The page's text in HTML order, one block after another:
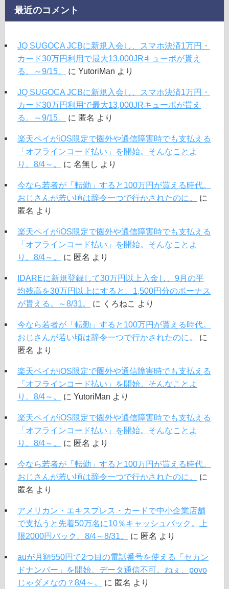
最近のコメント
JQ SUGOCA JCBに新規入会し、スマホ決済1万円・
カード30万円利用で最大13,000JRキューポが貰え
る。～9/15。
に YutoriMan より
JQ SUGOCA JCBに新規入会し、スマホ決済1万円・
カード30万円利用で最大13,000JRキューポが貰え
る。～9/15。
に 匿名 より
楽天ペイがiOS限定で圏外や通信障害時でも支払える
「オフラインコード払い」を開始。そんなことよ
り。8/4～。
に 名無し より
今なら若者が「転勤」すると100万円が貰える時代。
おじさんが若い頃は辞令一つで行かされたのに。
に
匿名 より
楽天ペイがiOS限定で圏外や通信障害時でも支払える
「オフラインコード払い」を開始。そんなことよ
り。8/4～。
に 匿名 より
IDAREに新規登録して30万円以上入金し、9月の平
均残高を30万円以上にすると、1,500円分のボーナス
が貰える。～8/31。
に くろねこ より
今なら若者が「転勤」すると100万円が貰える時代。
おじさんが若い頃は辞令一つで行かされたのに。
に
匿名 より
楽天ペイがiOS限定で圏外や通信障害時でも支払える
「オフラインコード払い」を開始。そんなことよ
り。8/4～。
に YutoriMan より
楽天ペイがiOS限定で圏外や通信障害時でも支払える
「オフラインコード払い」を開始。そんなことよ
り。8/4～。
に 匿名 より
今なら若者が「転勤」すると100万円が貰える時代。
おじさんが若い頃は辞令一つで行かされたのに。
に
匿名 より
アメリカン・エキスプレス・カードで中小企業店舗
で支払うと先着50万名に10％キャッシュバック。上
限2000円バック。8/4～8/31。
に 匿名 より
auが月額550円で2つ目の電話番号を使える「セカン
ドナンバー」を開始。データ通信不可。ねぇ、povo
じゃダメなの？8/4～。
に 匿名 より